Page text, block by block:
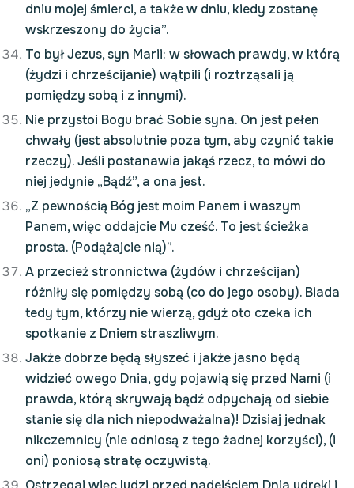
dniu mojej śmierci, a także w dniu, kiedy zostanę
wskrzeszony do życia”.
To był Jezus, syn Marii: w słowach prawdy, w którą
(żydzi i chrześcijanie) wątpili (i roztrząsali ją
pomiędzy sobą i z innymi).
Nie przystoi Bogu brać Sobie syna. On jest pełen
chwały (jest absolutnie poza tym, aby czynić takie
rzeczy). Jeśli postanawia jakąś rzecz, to mówi do
niej jedynie „Bądź”, a ona jest.
„Z pewnością Bóg jest moim Panem i waszym
Panem, więc oddajcie Mu cześć. To jest ścieżka
prosta. (Podążajcie nią)”.
A przecież stronnictwa (żydów i chrześcijan)
różniły się pomiędzy sobą (co do jego osoby). Biada
tedy tym, którzy nie wierzą, gdyż oto czeka ich
spotkanie z Dniem straszliwym.
Jakże dobrze będą słyszeć i jakże jasno będą
widzieć owego Dnia, gdy pojawią się przed Nami (i
prawda, którą skrywają bądź odpychają od siebie
stanie się dla nich niepodważalna)! Dzisiaj jednak
nikczemnicy (nie odniosą z tego żadnej korzyści), (i
oni) poniosą stratę oczywistą.